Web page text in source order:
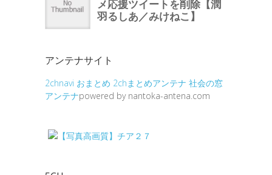
アンテナサイト
2chnavi おまとめ 2chまとめアンテナ 社会の窓
アンテナpowered by nantoka-antena.com